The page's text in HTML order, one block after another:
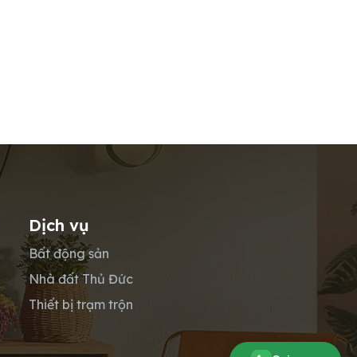
Dịch vụ
Bất động sản
Nhà đất Thủ Đức
Thiết bị trạm trộn